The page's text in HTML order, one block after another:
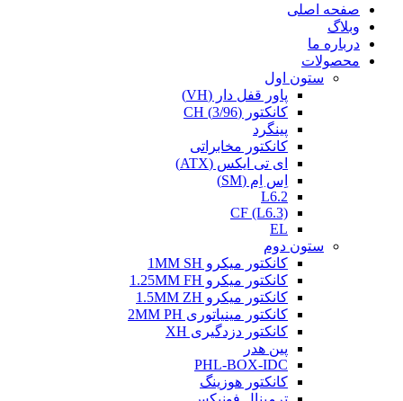
صفحه اصلی
وبلاگ
درباره ما
محصولات
ستون اول
پاور قفل دار (VH)
کانکتور (3/96) CH
پینگرد
کانکتور مخابراتی
ای تی ایکس (ATX)
اِس اِم (SM)
L6.2
CF (L6.3)
EL
ستون دوم
کانکتور میکرو 1MM SH
کانکتور میکرو 1.25MM FH
کانکتور میکرو 1.5MM ZH
کانکتور مینیاتوری 2MM PH
کانکتور دزدگیری XH
پین هدر
PHL-BOX-IDC
کانکتور هوزینگ